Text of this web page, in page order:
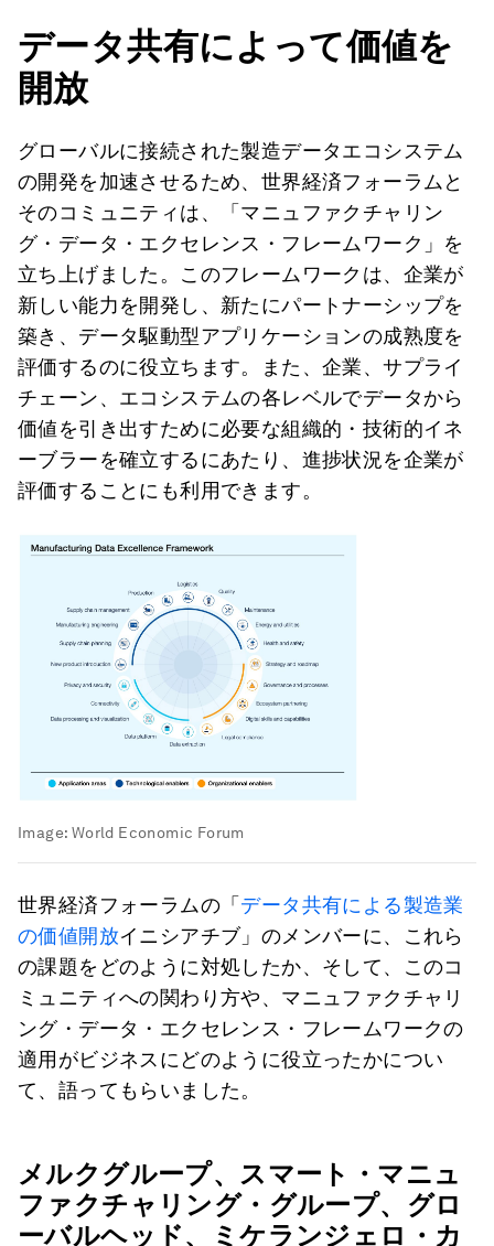
データ共有によって価値を
開放
グローバルに接続された製造データエコシステム
の開発を加速させるため、世界経済フォーラムと
そのコミュニティは、「マニュファクチャリン
グ・データ・エクセレンス・フレームワーク」を
立ち上げました。このフレームワークは、企業が
新しい能力を開発し、新たにパートナーシップを
築き、データ駆動型アプリケーションの成熟度を
評価するのに役立ちます。また、企業、サプライ
チェーン、エコシステムの各レベルでデータから
価値を引き出すために必要な組織的・技術的イネ
ーブラーを確立するにあたり、進捗状況を企業が
評価することにも利用できます。
Image: World Economic Forum
世界経済フォーラムの「データ共有による製造業
の価値開放イニシアチブ」のメンバーに、これら
の課題をどのように対処したか、そして、このコ
ミュニティへの関わり方や、マニュファクチャリ
ング・データ・エクセレンス・フレームワークの
適用がビジネスにどのように役立ったかについ
て、語ってもらいました。
メルクグループ、スマート・マニュ
ファクチャリング・グループ、グロ
ーバルヘッド、ミケランジェロ・カ